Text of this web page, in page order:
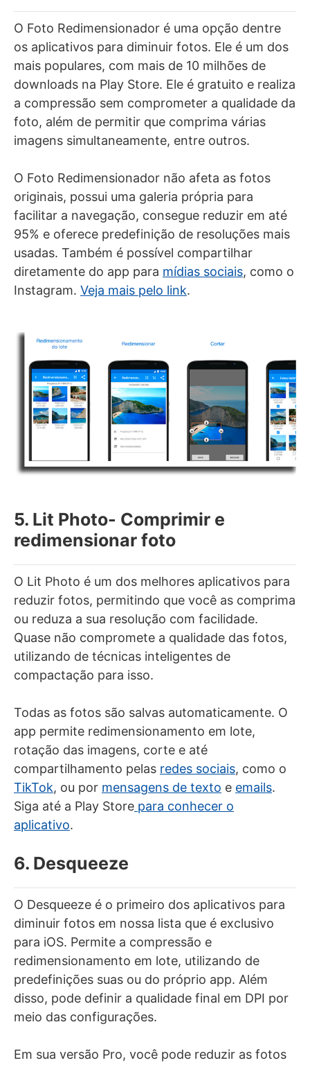
O Foto Redimensionador é uma opção dentre
os aplicativos para diminuir fotos. Ele é um dos
mais populares, com mais de 10 milhões de
downloads na Play Store. Ele é gratuito e realiza
a compressão sem comprometer a qualidade da
foto, além de permitir que comprima várias
imagens simultaneamente, entre outros.
O Foto Redimensionador não afeta as fotos
originais, possui uma galeria própria para
facilitar a navegação, consegue reduzir em até
95% e oferece predefinição de resoluções mais
usadas. Também é possível compartilhar
diretamente do app para mídias sociais, como o
Instagram. Veja mais pelo link.
5. Lit Photo- Comprimir e
redimensionar foto
O Lit Photo é um dos melhores aplicativos para
reduzir fotos, permitindo que você as comprima
ou reduza a sua resolução com facilidade.
Quase não compromete a qualidade das fotos,
utilizando de técnicas inteligentes de
compactação para isso.
Todas as fotos são salvas automaticamente. O
app permite redimensionamento em lote,
rotação das imagens, corte e até
compartilhamento pelas redes sociais, como o
TikTok, ou por mensagens de texto e emails.
Siga até a Play Store para conhecer o
aplicativo.
6. Desqueeze
O Desqueeze é o primeiro dos aplicativos para
diminuir fotos em nossa lista que é exclusivo
para iOS. Permite a compressão e
redimensionamento em lote, utilizando de
predefinições suas ou do próprio app. Além
disso, pode definir a qualidade final em DPI por
meio das configurações.
Em sua versão Pro, você pode reduzir as fotos